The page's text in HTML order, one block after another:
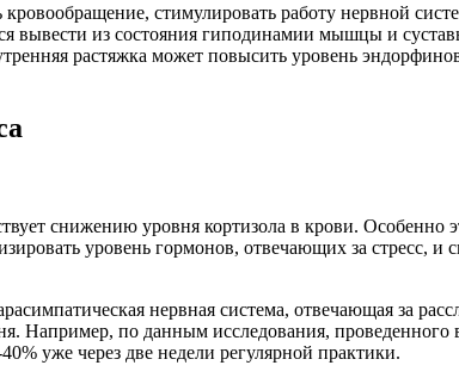
стимулировать работу нервной
вывести из состояния гиподинамии мышцы и
растяжка может повысить уровень
снижению уровня кортизола в крови. Особенно
уровень гормонов, отвечающих за стресс,
нервная система, отвечающая за
Например, по данным исследования, проведенного
уже через две недели регулярной практики.